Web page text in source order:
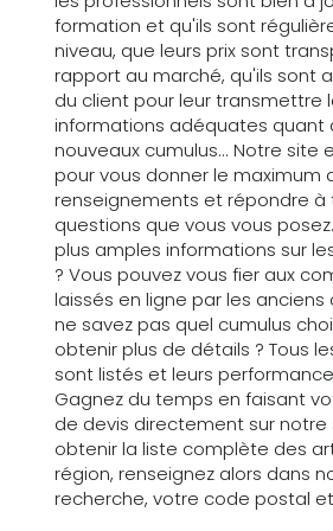
formation et qu'ils sont
niveau, que leurs prix sont
rapport au marché, qu'ils sont
du client pour leur transmettre
informations adéquates quant
nouveaux cumulus... Notre site
pour vous donner le maximum
renseignements et répondre à
questions que vous vous
plus amples informations sur
? Vous pouvez vous fier aux
laissés en ligne par les anciens
ne savez pas quel cumulus
obtenir plus de détails ? Tous
sont listés et leurs
Gagnez du temps en faisant
de devis directement sur notre
obtenir la liste complète des
région, renseignez alors dans
recherche, votre code postal